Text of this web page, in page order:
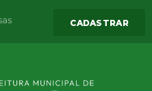
CADASTRAR